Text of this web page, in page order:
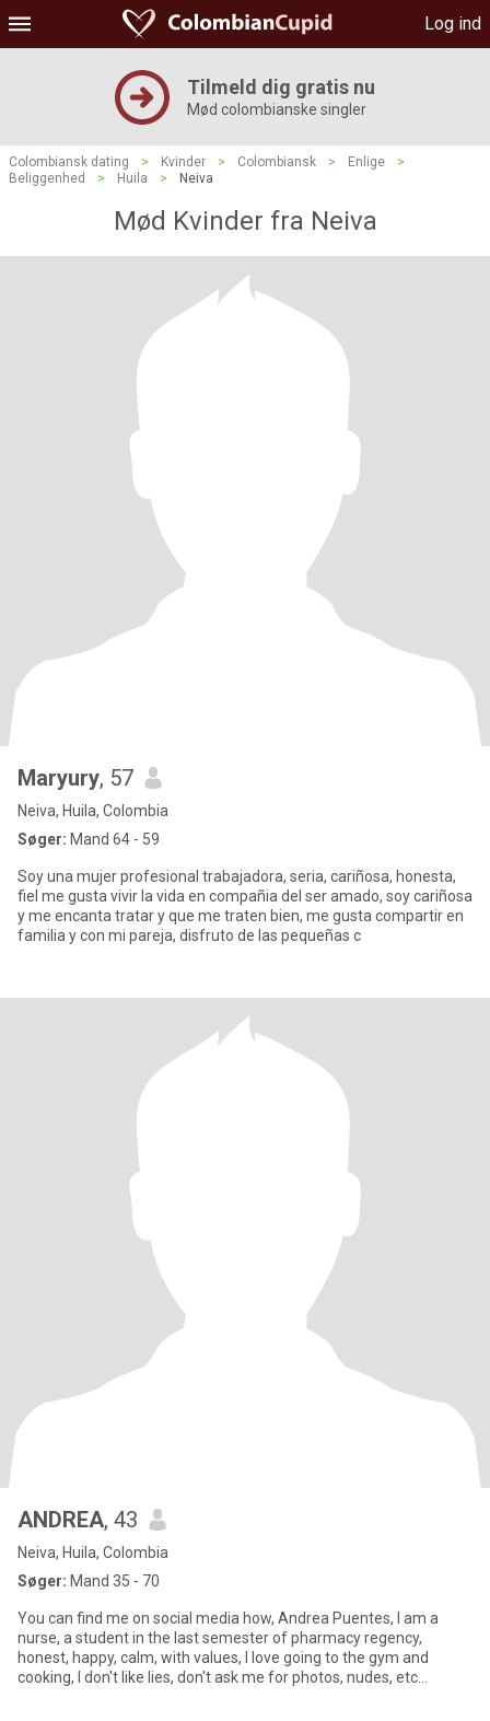
Log ind
Tilmeld dig gratis nu
Mød colombianske singler
Colombiansk dating > Kvinder > Colombiansk > Enlige
>
Beliggenhed
> Huila > Neiva
Mød Kvinder fra Neiva
Maryury, 57
Neiva, Huila, Colombia
Søger: Mand 64 - 59
Soy una mujer profesional trabajadora, seria, cariñosa, honesta,
fiel me gusta vivir la vida en compañia del ser amado, soy cariñosa
y me encanta tratar y que me traten bien, me gusta compartir en
familia y con mi pareja, disfruto de las pequeñas c
ANDREA, 43
Neiva, Huila, Colombia
Søger: Mand 35 - 70
You can find me on social media how, Andrea Puentes, I am a
nurse, a student in the last semester of pharmacy regency,
honest, happy, calm, with values, I love going to the gym and
cooking, I don't like lies, don't ask me for photos, nudes, etc...